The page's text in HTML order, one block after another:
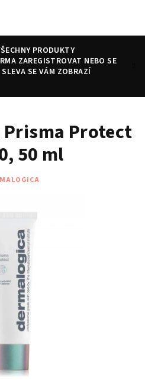
PRODUKTY
ZAREGISTROVAT NEBO SE
SE VÁM ZOBRAZÍ
HledatPřihlášeníNákupní
košík
Protect
50 ml